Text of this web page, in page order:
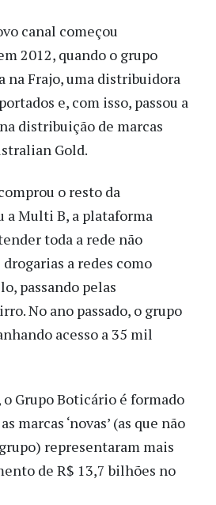
canal começou
2012, quando o grupo
na Frajo, uma distribuidora
e, com isso, passou a
distribuição de marcas
Gold.
o resto da
a Multi B, a plataforma
toda a rede não
a redes como
passando pelas
No ano passado, o grupo
acesso a 35 mil
o Grupo Boticário é formado
marcas ‘novas’ (as que não
representaram mais
de R$ 13,7 bilhões no